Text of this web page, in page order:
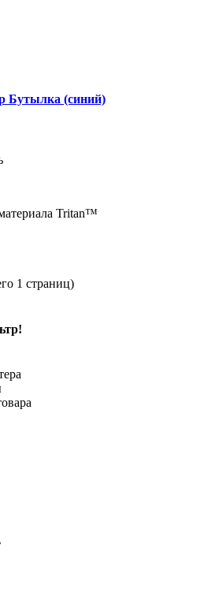
Бутылка (синий)
Tritan™
1 страниц)